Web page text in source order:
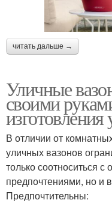
читать дальше →
Уличные
своими
В отличии от
уличных вазонов
только соотноситься
предпочтениями, но и
Предпочтительны: